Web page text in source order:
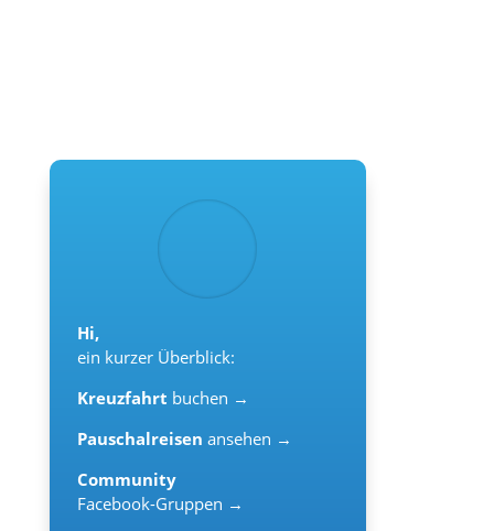
Hi,
ein kurzer Überblick:
Kreuzfahrt buchen →
Pauschalreisen ansehen →
Community
Facebook-Gruppen →